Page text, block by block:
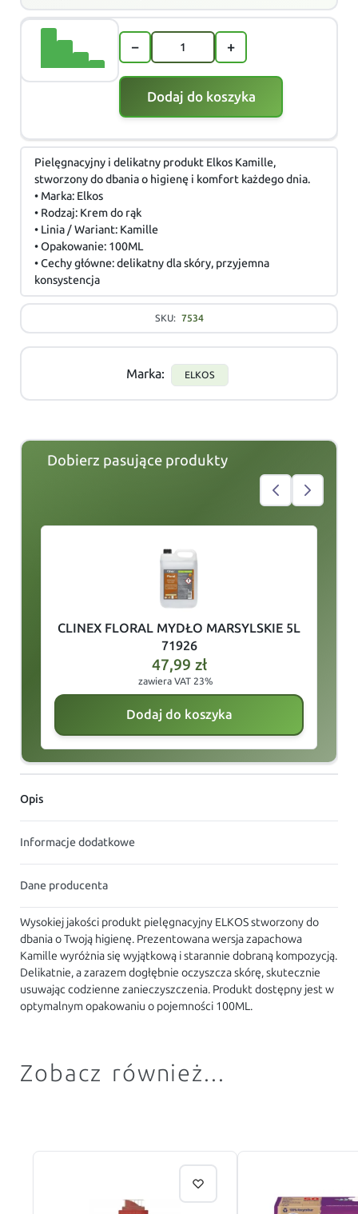
− +
Dodaj do koszyka
Pielęgnacyjny i delikatny produkt Elkos Kamille,
stworzony do dbania o higienę i komfort każdego dnia.
• Marka: Elkos
• Rodzaj: Krem do rąk
• Linia / Wariant: Kamille
• Opakowanie: 100ML
• Cechy główne: delikatny dla skóry, przyjemna
konsystencja
SKU: 7534
Marka: ELKOS
Dobierz pasujące produkty
CLINEX FLORAL MYDŁO MARSYLSKIE 5L
71926
47,99 zł
zawiera VAT 23%
Dodaj do koszyka
Opis
Informacje dodatkowe
Dane producenta
Wysokiej jakości produkt pielęgnacyjny ELKOS stworzony do
dbania o Twoją higienę. Prezentowana wersja zapachowa
Kamille wyróżnia się wyjątkową i starannie dobraną kompozycją.
Delikatnie, a zarazem dogłębnie oczyszcza skórę, skutecznie
usuwając codzienne zanieczyszczenia. Produkt dostępny jest w
optymalnym opakowaniu o pojemności 100ML.
Zobacz również...